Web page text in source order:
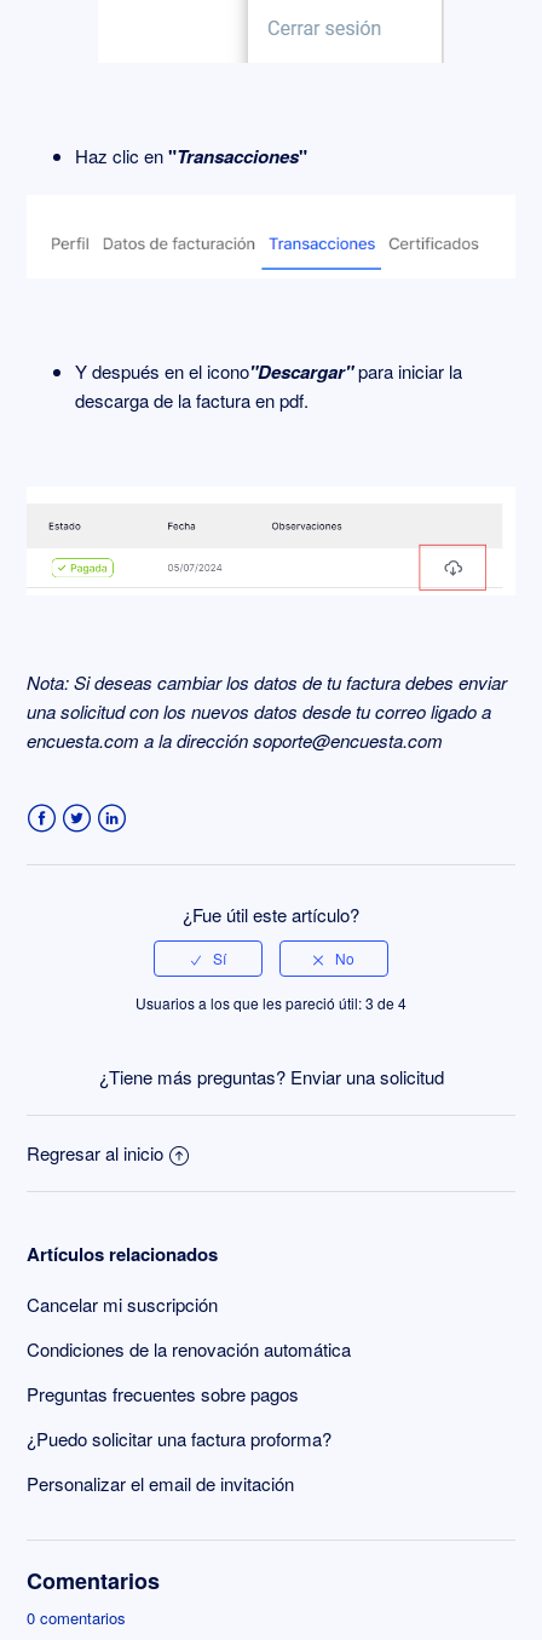
Haz clic en"Transacciones"
Y después en el icono"Descargar"para iniciar la
descarga de la factura en pdf.
Nota: Si deseas cambiar los datos de tu factura debes enviar
una solicitud con los nuevos datos desde tu correo ligado a
encuesta.com a la dirección soporte@encuesta.com
¿Fue útil este artículo?
Usuarios a los que les pareció útil: 3 de 4
¿Tiene más preguntas? Enviar una solicitud
Regresar al inicio
Artículos relacionados
Cancelar mi suscripción
Condiciones de la renovación automática
Preguntas frecuentes sobre pagos
¿Puedo solicitar una factura proforma?
Personalizar el email de invitación
Comentarios
0 comentarios